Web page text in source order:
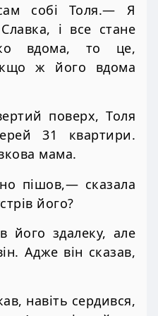
собі Толя.— Я
і все стане
вдома, то це,
ж його вдома
поверх, Толя
31 квартири.
мама.
пішов,— сказала
його?
його здалеку, але
Адже він сказав,
навіть сердився,